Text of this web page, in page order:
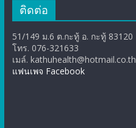
ติดต่อ
51/149 ม.6 ต.กะทู้ อ. กะทู้ 83120
โทร. 076-321633
เมล์. kathuhealth@hotmail.co.th
แฟนเพจ Facebook